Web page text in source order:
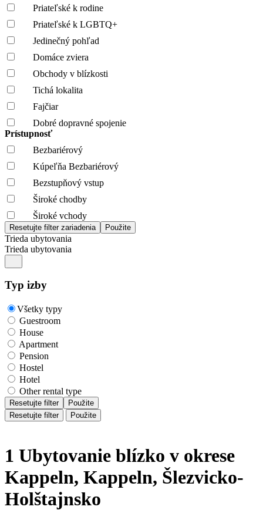
Priateľské k rodine
Priateľské k LGBTQ+
Jedinečný pohľad
Domáce zviera
Obchody v blízkosti
Tichá lokalita
Fajčiar
Dobré dopravné spojenie
Prístupnosť
Bezbariérový
Kúpeľňa Bezbariérový
Bezstupňový vstup
Široké chodby
Široké vchody
Trieda ubytovania
Trieda ubytovania
Typ izby
Všetky typy
Guestroom
House
Apartment
Pension
Hostel
Hotel
Other rental type
Resetujte filter
Použite
Resetujte filter
Použite
1 Ubytovanie blízko v okrese
Kappeln, Kappeln, Šlezvicko-
Holštajnsko